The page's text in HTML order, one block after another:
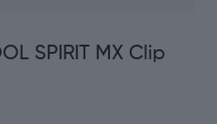
SPIRIT MX Clip